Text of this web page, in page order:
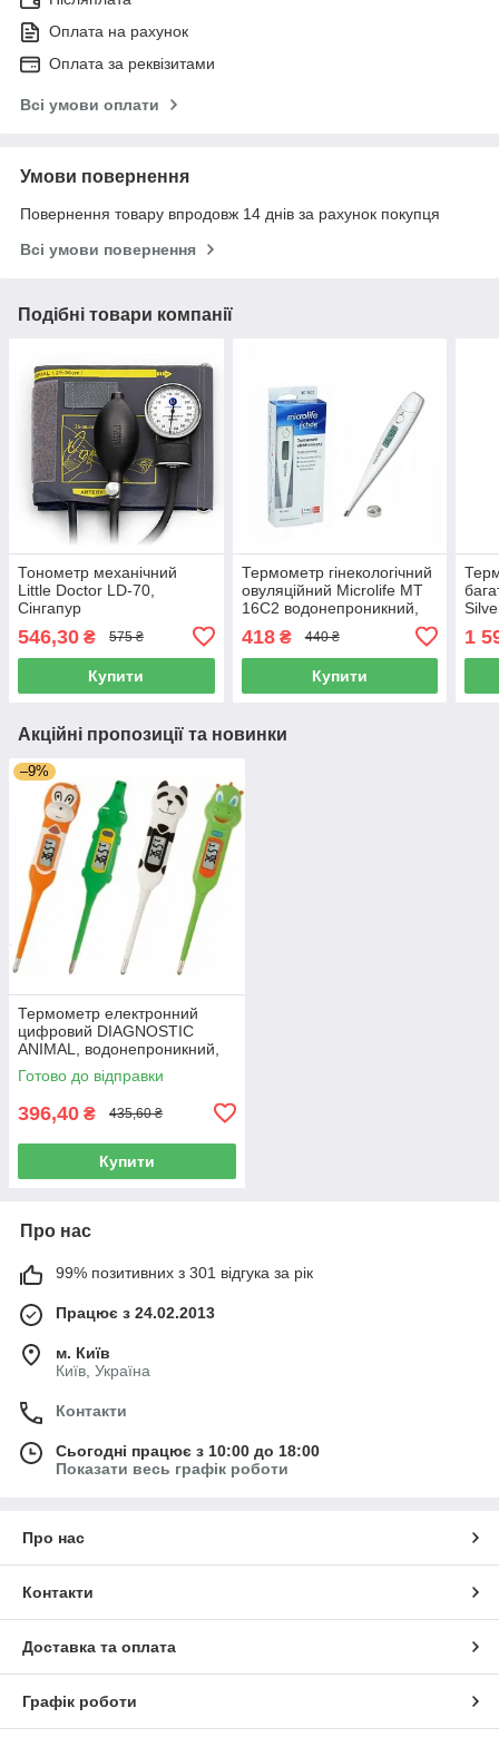
Оплата на рахунок
Оплата за реквізитами
Всі умови оплати
Умови повернення
Повернення товару впродовж 14 днів за рахунок покупця
Всі умови повернення
Подібні товари компанії
Тонометр механічний
Little Doctor LD-70,
Сінгапур
546,30 ₴ 575 ₴
Купити
Термометр гінекологічний
овуляційний Microlife MT
16C2 водонепроникний,
418₴ 440 ₴
Купити
1
Акційні пропозиції та новинки
–9%
Термометр електронний
цифровий DIAGNOSTIC
ANIMAL, водонепроникний,
Польща
Готово до відправки
396,40 ₴ 435,60 ₴
Купити
Про нас
99% позитивних з 301 відгука за рік
Працює з 24.02.2013
м. Київ
Київ, Україна
Контакти
Сьогодні працює з 10:00 до 18:00
Показати весь графік роботи
Про нас
Контакти
Доставка та оплата
Графік роботи